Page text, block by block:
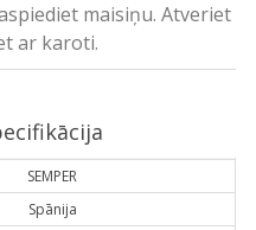
maisiņu. Atveriet
ar karoti.
SEMPER
Spānija